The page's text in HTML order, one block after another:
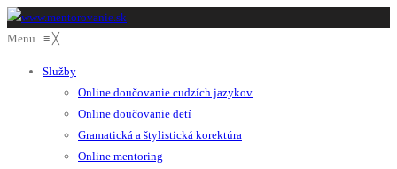
Menu ≡ ╳
Služby
Online doučovanie cudzích jazykov
Online doučovanie detí
Gramatická a štylistická korektúra
Online mentoring